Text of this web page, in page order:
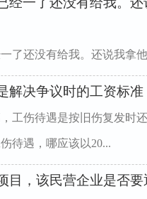
了还没有给我。还说我拿
解决争议时的工资标准
工伤待遇是按旧伤复发时
待遇，哪应该以20...
目，该民营企业是否